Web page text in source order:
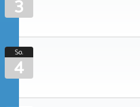
3
So.
4